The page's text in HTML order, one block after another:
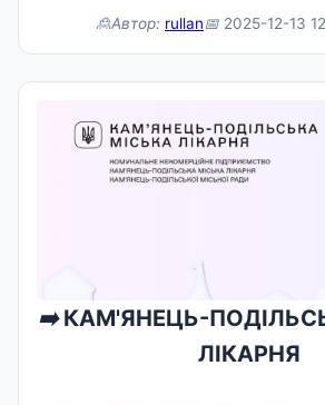
🙎Автор: rullan📅 2025-12-13
➡️КАМ'ЯНЕЦЬ-
ЛІКАРНЯ